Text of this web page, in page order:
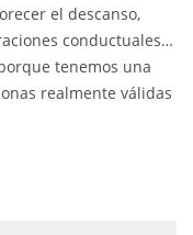
el descanso,
conductuales…
tenemos una
realmente válidas